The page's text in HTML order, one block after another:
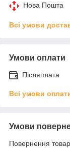
Нова Пошта
Всі умови
Умови оплати
Післяплата
Всі умови
Умови
Повернення